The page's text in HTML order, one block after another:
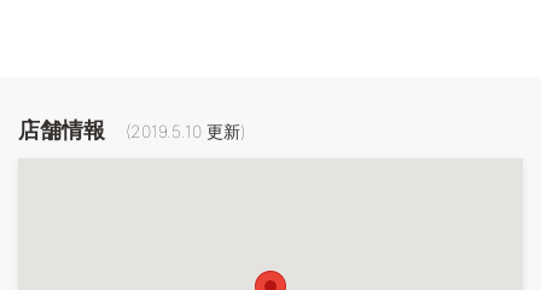
店舗情報 (2019.5.10 更新)